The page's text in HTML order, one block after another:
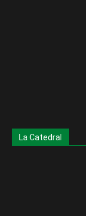
La Catedral